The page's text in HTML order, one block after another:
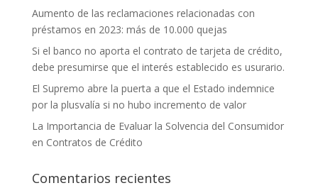
Aumento de las reclamaciones relacionadas con
préstamos en 2023: más de 10.000 quejas
Si el banco no aporta el contrato de tarjeta de crédito,
debe presumirse que el interés establecido es usurario.
El Supremo abre la puerta a que el Estado indemnice
por la plusvalía si no hubo incremento de valor
La Importancia de Evaluar la Solvencia del Consumidor
en Contratos de Crédito
Comentarios recientes